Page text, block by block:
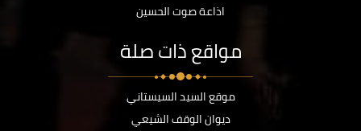
اذاعة صوت الحسين
مواقع ذات صلة
موقع السيد السيستاني
ديوان الوقف الشيعي